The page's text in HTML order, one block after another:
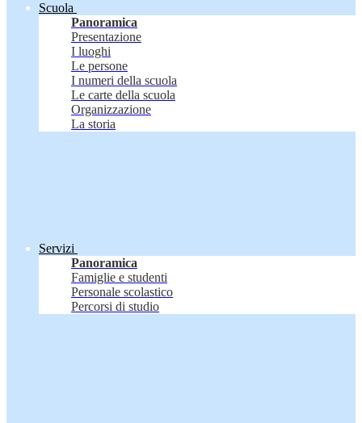
Scuola
Panoramica
Presentazione
I luoghi
Le persone
I numeri della scuola
Le carte della scuola
Organizzazione
La storia
Servizi
Panoramica
Famiglie e studenti
Personale scolastico
Percorsi di studio